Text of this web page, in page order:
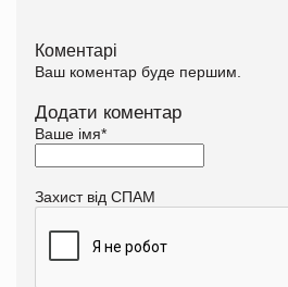
Коментарі
Ваш коментар буде першим.
Додати коментар
Ваше імя*
Захист від СПАМ